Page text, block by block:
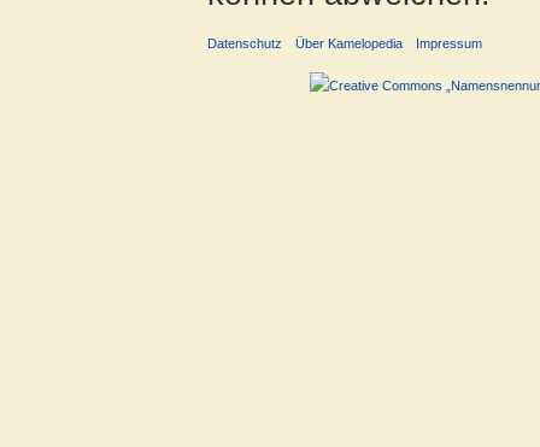
Datenschutz Über Kamelopedia Impressum